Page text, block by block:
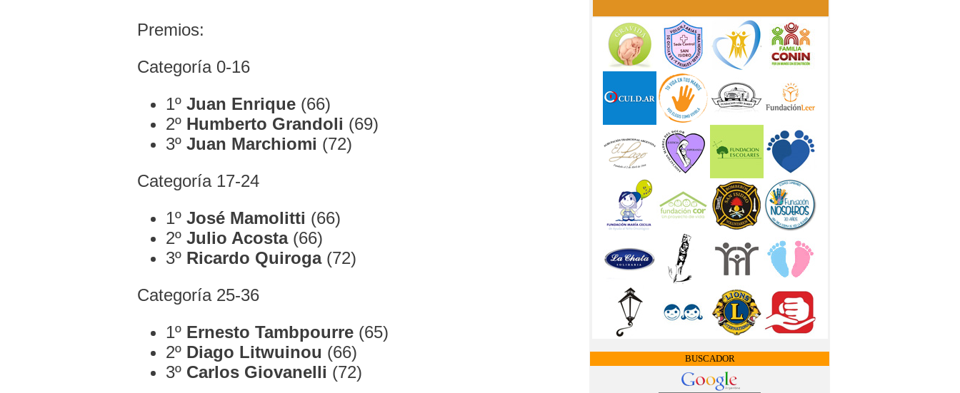
Premios:
Categoría 0-16
1º Juan Enrique(66)
2º Humberto Grandoli (69)
3º Juan Marchiomi (72)
Categoría 17-24
1º José Mamolitti (66)
2º Julio Acosta(66)
3º Ricardo Quiroga(72)
Categoría 25-36
1º Ernesto Tambpourre(65)
2º Diago Litwuinou (66)
3º Carlos Giovanelli (72)
BUSCADOR